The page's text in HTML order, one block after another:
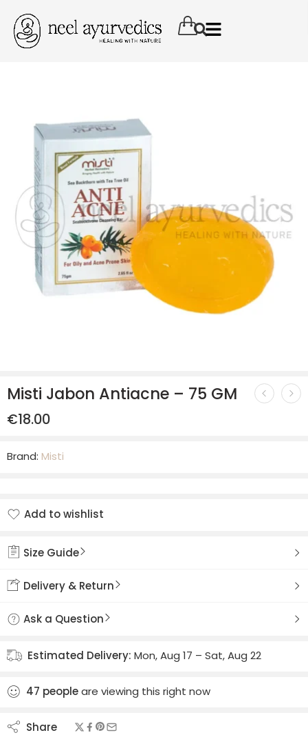
Misti Jabon Antiacne – 75 GM
€18.00
Brand: Misti
Add to wishlist
Size Guide
Delivery & Return
Ask a Question
Estimated Delivery: Mon, Aug 17 – Sat, Aug 22
47 peopleare viewing this right now
Share